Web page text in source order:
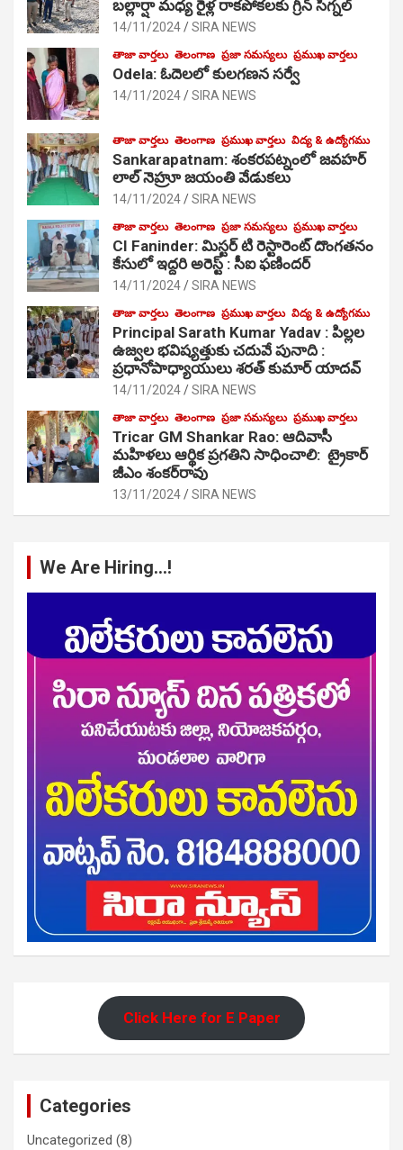
బల్లార్షా మధ్య రైళ్ల రాకపోకలకు గ్రీన్ సిగ్నల్
14/11/2024 SIRA NEWS
తాజా వార్తలు తెలంగాణ ప్రజా సమస్యలు ప్రముఖ వార్తలు
Odela: ఓదెలలో కులగణన సర్వే
14/11/2024 SIRA NEWS
తాజా వార్తలు తెలంగాణ ప్రముఖ వార్తలు విద్య & ఉద్యోగము
Sankarapatnam: శంకరపట్నంలో జవహర్
లాల్ నెహ్రూ జయంతి వేడుకలు
14/11/2024 SIRA NEWS
తాజా వార్తలు తెలంగాణ ప్రజా సమస్యలు ప్రముఖ వార్తలు
CI Faninder: మిస్టర్ టి రెస్టారెంట్ దొంగతనం
కేసులో ఇద్దరి అరెస్ట్ : సీఐ ఫణిందర్
14/11/2024 SIRA NEWS
తాజా వార్తలు తెలంగాణ ప్రముఖ వార్తలు విద్య & ఉద్యోగము
Principal Sarath Kumar Yadav : పిల్లల
ఉజ్వల భవిష్యత్తుకు చదువే పునాది :
ప్రధానోపాధ్యాయులు శరత్ కుమార్ యాదవ్
14/11/2024 SIRA NEWS
తాజా వార్తలు తెలంగాణ ప్రజా సమస్యలు ప్రముఖ వార్తలు
Tricar GM Shankar Rao: ఆదివాసీ
మహిళలు ఆర్థిక ప్రగతిని సాధించాలి: ట్రైకార్
జీఎం శంకర్‌రావు
13/11/2024 SIRA NEWS
We Are Hiring…!
Click Here for E Paper
Categories
Uncategorized (8)